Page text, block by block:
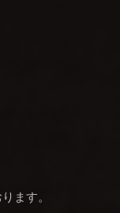
ます。